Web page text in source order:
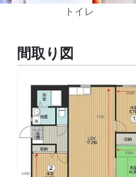
トイレ
間取り図